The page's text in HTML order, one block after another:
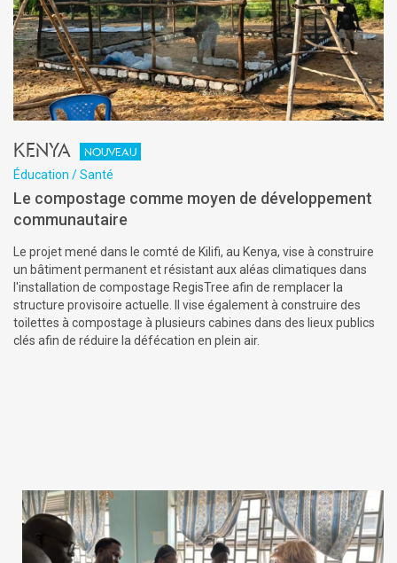
Kenya Nouveau
Éducation / Santé
Le compostage comme moyen de développement
communautaire
Le projet mené dans le comté de Kilifi, au Kenya, vise à construire
un bâtiment permanent et résistant aux aléas climatiques dans
l'installation de compostage RegisTree afin de remplacer la
structure provisoire actuelle. Il vise également à construire des
toilettes à compostage à plusieurs cabines dans des lieux publics
clés afin de réduire la défécation en plein air.